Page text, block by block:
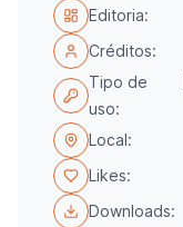
Editoria:
Créditos:
Tipo de
uso:
Local:
Likes:
Downloads: